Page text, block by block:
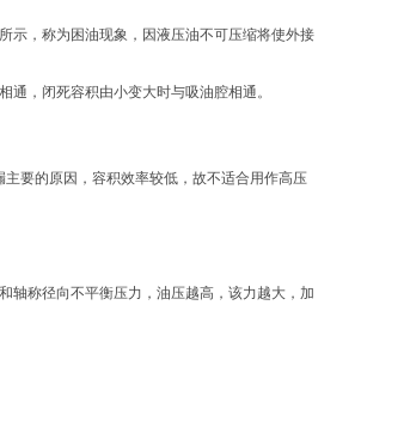
示，称为困油现象，因液压油不可压缩将使外接
，闭死容积由小变大时与吸油腔相通。
要的原因，容积效率较低，故不适合用作高压
轴称径向不平衡压力，油压越高，该力越大，加